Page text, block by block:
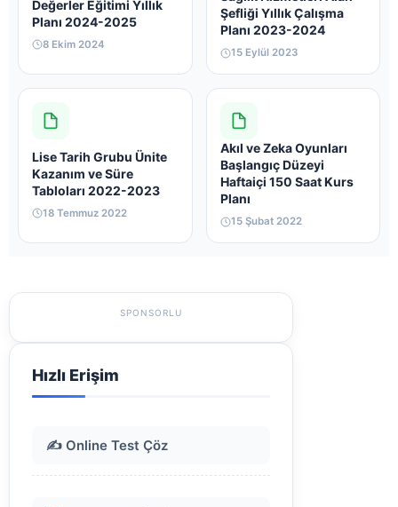
Değerler Eğitimi Yıllık
Planı 2024-2025
8 Ekim 2024
Şefliği Yıllık Çalışma
Planı 2023-2024
15 Eylül 2023
Lise Tarih Grubu Ünite
Kazanım ve Süre
Tabloları 2022-2023
18 Temmuz 2022
Akıl ve Zeka Oyunları
Başlangıç Düzeyi
Haftaiçi 150 Saat Kurs
Planı
15 Şubat 2022
SPONSORLU
Hızlı Erişim
✍️ Online Test Çöz